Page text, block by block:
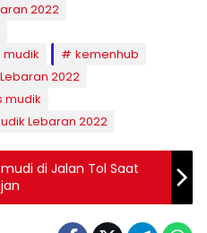
2022
kemenhub
2022
mudik
Lebaran 2022
di Jalan Tol Saat